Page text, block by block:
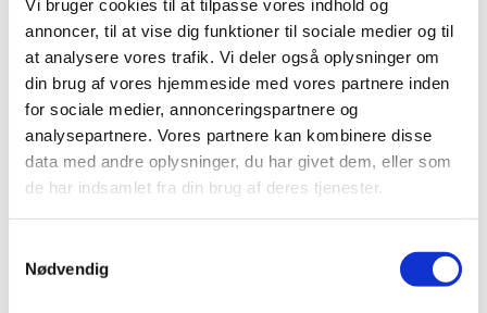
Vi bruger cookies til at tilpasse vores indhold og
annoncer, til at vise dig funktioner til sociale medier og til
at analysere vores trafik. Vi deler også oplysninger om
din brug af vores hjemmeside med vores partnere inden
for sociale medier, annonceringspartnere og
analysepartnere. Vores partnere kan kombinere disse
data med andre oplysninger, du har givet dem, eller som
de har indsamlet fra din brug af deres tjenester.
Nødvendig
det er fagligt forsvarligt, at en elev i tidsmæssigt begrænset
omfang ikke deltager i den almindelige undervisning, og i
forhold til hvilke dele af skoledagen det mest
hensigtsmæssigt kan finde sted.
Lovgivning og relevante paragraffer
Eliteidrætsklasser: § 25, stk. 4
Opfyldelse af undervisningspligten i idrætsforening eller
musikskole: § 33, stk. 9